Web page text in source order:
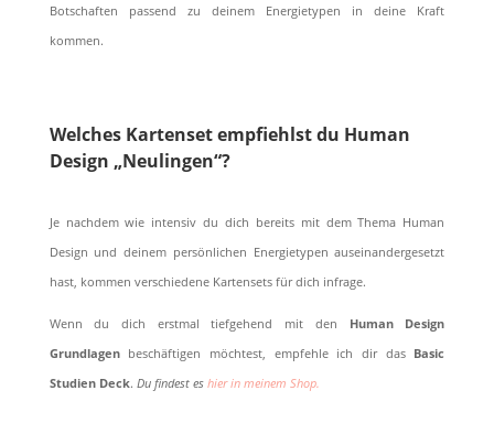
Botschaften passend zu deinem Energietypen in deine Kraft
kommen.
Welches Kartenset empfiehlst du Human
Design „Neulingen“?
Je nachdem wie intensiv du dich bereits mit dem Thema Human
Design und deinem persönlichen Energietypen auseinandergesetzt
hast, kommen verschiedene Kartensets für dich infrage.
Wenn du dich erstmal tiefgehend mit den Human Design
Grundlagenbeschäftigen möchtest, empfehle ich dir das Basic
Studien Deck. Du findest es hier in meinem Shop.